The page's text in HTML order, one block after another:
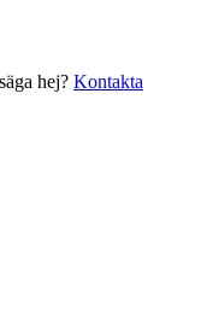
hej? Kontakta